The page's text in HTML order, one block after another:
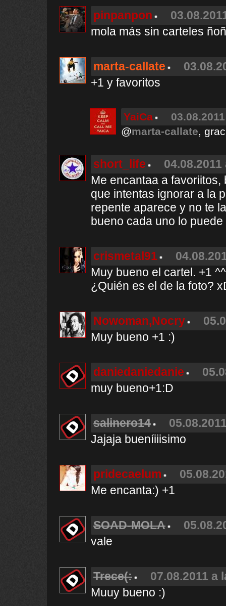
pinpanpon
mola más sin carteles
marta-callate
+1 y favoritos
YaiCa
@marta-callate,
short_life
Me encantaa a
que intentas ignorar a la
repente aparece y no te
bueno cada uno lo
crismetal91
Muy bueno el cartel. +1 ^^
¿Quién es el de la foto?
Nowoman,Nocry
Muy bueno +1 :)
daniedaniedanie
muy bueno+1:D
salinero14
Jajaja bueníiiisimo
pridecaelum
Me encanta:) +1
SOAD-MOLA
vale
Trece(:
07.08.2011 a
Muuy bueno :)